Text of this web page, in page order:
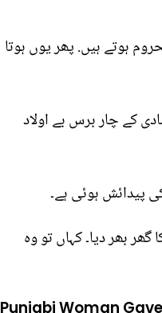
ہوتے ہیں. پھر یوں ہوتا
کے چار برس بے اولاد
پیدائش ہوئی ہے۔
بھر دیا۔ کہاں تو وہ
Punjabi Woman